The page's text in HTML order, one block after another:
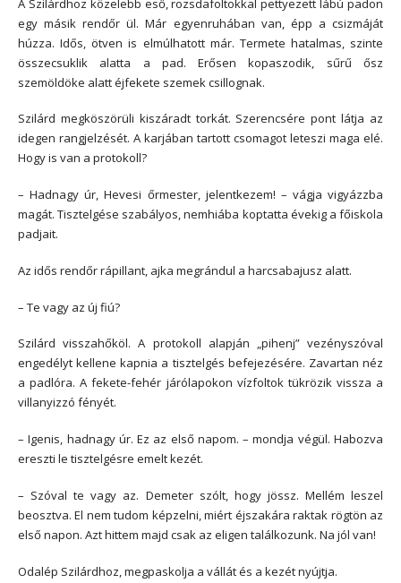
A Szilárdhoz közelebb eső, rozsdafoltokkal pettyezett lábú padon
egy másik rendőr ül. Már egyenruhában van, épp a csizmáját
húzza. Idős, ötven is elmúlhatott már. Termete hatalmas, szinte
összecsuklik alatta a pad. Erősen kopaszodik, sűrű ősz
szemöldöke alatt éjfekete szemek csillognak.
Szilárd megköszörüli kiszáradt torkát. Szerencsére pont látja az
idegen rangjelzését. A karjában tartott csomagot leteszi maga elé.
Hogy is van a protokoll?
– Hadnagy úr, Hevesi őrmester, jelentkezem! – vágja vigyázzba
magát. Tisztelgése szabályos, nemhiába koptatta évekig a főiskola
padjait.
Az idős rendőr rápillant, ajka megrándul a harcsabajusz alatt.
– Te vagy az új fiú?
Szilárd visszahőköl. A protokoll alapján „pihenj” vezényszóval
engedélyt kellene kapnia a tisztelgés befejezésére. Zavartan néz
a padlóra. A fekete-fehér járólapokon vízfoltok tükrözik vissza a
villanyizzó fényét.
– Igenis, hadnagy úr. Ez az első napom. – mondja végül. Habozva
ereszti le tisztelgésre emelt kezét.
– Szóval te vagy az. Demeter szólt, hogy jössz. Mellém leszel
beosztva. El nem tudom képzelni, miért éjszakára raktak rögtön az
első napon. Azt hittem majd csak az eligen találkozunk. Na jól van!
Odalép Szilárdhoz, megpaskolja a vállát és a kezét nyújtja.